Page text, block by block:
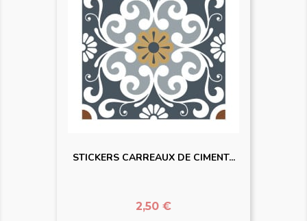
STICKERS CARREAUX DE CIMENT...
Prix
2,50 €